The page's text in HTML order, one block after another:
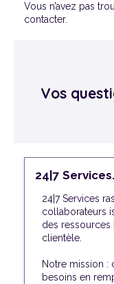
Vous n’avez pas
contacter.
Vos
24|7
24|7 Services
collaborateurs
des ressources
clientèle.
Notre mission :
besoins en